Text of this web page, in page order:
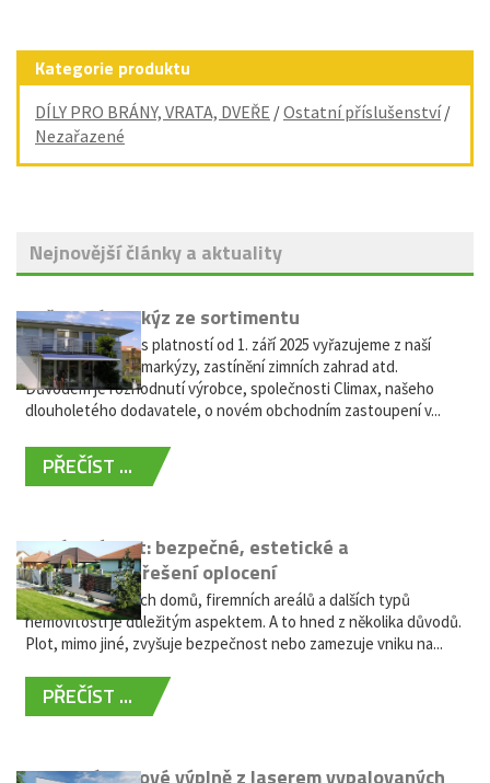
Kategorie produktu
DÍLY PRO BRÁNY, VRATA, DVEŘE /Ostatní příslušenství/
Nezařazené
Nejnovější články a aktuality
Vyřazení markýz ze sortimentu
Vážení zákazníci, s platností od 1. září 2025 vyřazujeme z naší
nabídky výsuvné markýzy, zastínění zimních zahrad atd.
Důvodem je rozhodnutí výrobce, společnosti Climax, našeho
dlouholetého dodavatele, o novém obchodním zastoupení v...
PŘEČÍST ...
Hliníkový plot: bezpečné, estetické a
bezúdržbové řešení oplocení
Oplocení rodinných domů, firemních areálů a dalších typů
nemovitostí je důležitým aspektem. A to hned z několika důvodů.
Plot, mimo jiné, zvyšuje bezpečnost nebo zamezuje vniku na...
PŘEČÍST ...
Moderní plotové výplně z laserem vypalovaných